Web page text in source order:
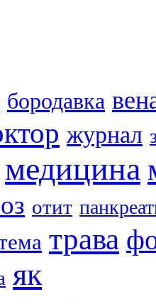
бородавка
журнал
медицина
отит
трава
як